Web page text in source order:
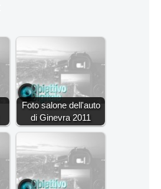
Foto salone dell'auto
di Ginevra 2011